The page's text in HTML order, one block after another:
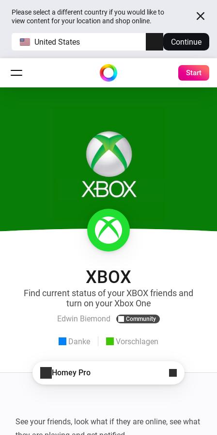
Please select a different country if you would like to
view content for your location and shop online.
United States Continue
Start
XBOX
Find current status of your XBOX friends and
turn on your Xbox One
Edwin Biemond Community
Danke Vorschlagen
Homey Pro
See your friends, look what if they are online, see what